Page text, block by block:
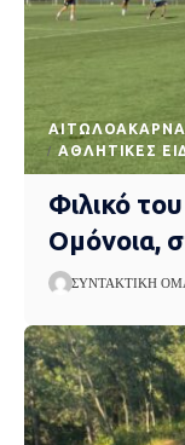
ΑΘΛΗΤΙΚΈΣ
Φιλικό
Ομόνοια,
ΣΥΝΤΑΚΤΙΚΉ